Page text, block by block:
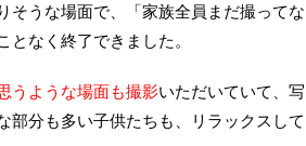
そうな場面で、「家族全員まだ撮ってな
なく終了できました。
うような場面も撮影いただいていて、写
部分も多い子供たちも、リラックスして